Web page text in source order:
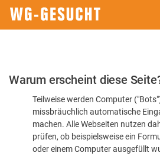
Bitte
dass
Warum erscheint diese
Teilweise werden Computer
missbräuchlich automatische
machen. Alle Webseiten nutzen
prüfen, ob beispielsweise ein
oder einem Computer ausgefüllt